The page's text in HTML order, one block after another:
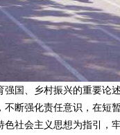
国、乡村振兴的重要
断强化责任意识，在
社会主义思想为指引，